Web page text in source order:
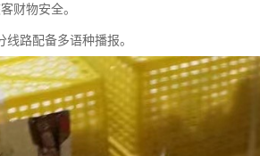
财物安全。
路配备多语种播报。